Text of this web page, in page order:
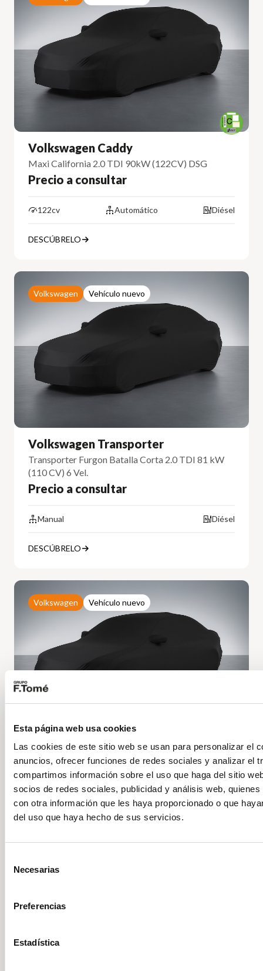
Esta página web usa cookies
Las cookies de este sitio web se usan para personalizar el
anuncios, ofrecer funciones de redes sociales y analizar el
compartimos información sobre el uso que haga del sitio
socios de redes sociales, publicidad y análisis web, quienes
con otra información que les haya proporcionado o que
del uso que haya hecho de sus servicios.
Necesarias
Preferencias
Estadística
Volkswagen Caddy
Maxi California 2.0 TDI 90kW (122CV) DSG
Precio a consultar
122cv Automático Diésel
DESCÚBRELO
Volkswagen Vehículo nuevo
Volkswagen Transporter
Transporter Furgon Batalla Corta 2.0 TDI 81 kW
(110 CV) 6 Vel.
Precio a consultar
Manual Diésel
DESCÚBRELO
Volkswagen Vehículo nuevo
Volkswagen T-Roc
R-Line 1st Edition 1.5 eTSI 110kW DSG
Precio a consultar
150cv Automático Híbrido (Gasolina)
DESCÚBRELO